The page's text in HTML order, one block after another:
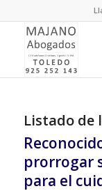
Listado de
prorrogar
para el